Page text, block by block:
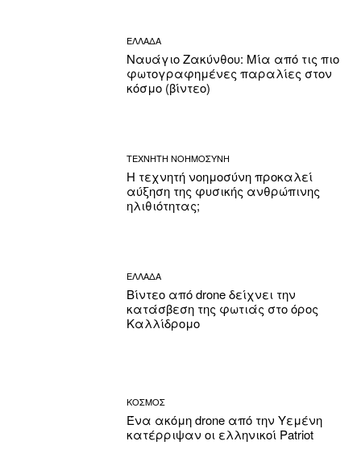
ΕΛΛΑΔΑ
Ναυάγιο Ζακύνθου: Μία από τις πιο
φωτογραφημένες παραλίες στον
κόσμο (βίντεο)
ΤΕΧΝΗΤΗ ΝΟΗΜΟΣΥΝΗ
Η τεχνητή νοημοσύνη προκαλεί
αύξηση της φυσικής ανθρώπινης
ηλιθιότητας;
ΕΛΛΑΔΑ
Βίντεο από drone δείχνει την
κατάσβεση της φωτιάς στο όρος
Καλλίδρομο
ΚΟΣΜΟΣ
Ένα ακόμη drone από την Υεμένη
κατέρριψαν οι ελληνικοί Patriot